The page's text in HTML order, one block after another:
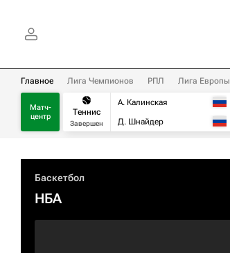
Главное Лига Чемпионов РПЛ Лига Европы
Матч-
центр
Теннис
Завершен
А. Калинская
Д. Шнайдер
Баскетбол
НБА